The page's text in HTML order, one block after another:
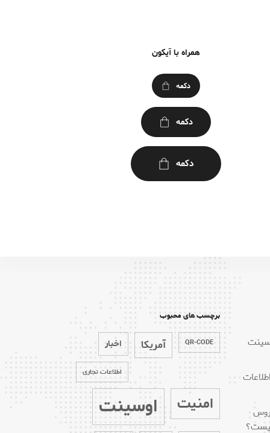
همراه با آیکون
دکمه
دکمه
دکمه
روس
برچسب های محبوب
QR-CODE آمریکا اخبار
اطلاعات تجاری
امنیت اوسینت